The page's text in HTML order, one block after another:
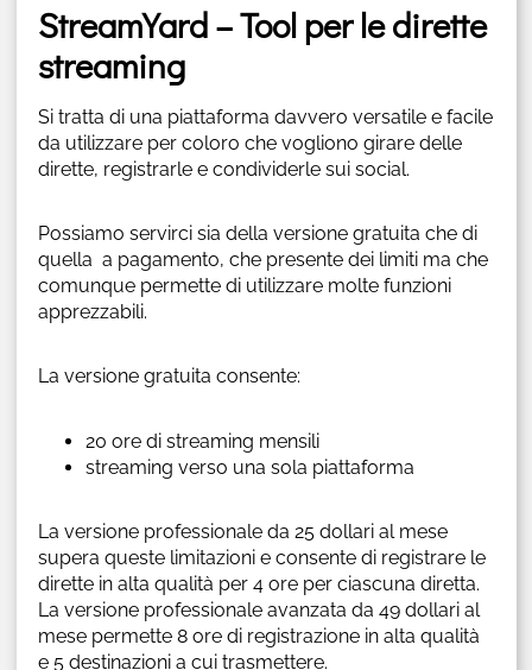
StreamYard – Tool per le dirette
streaming
Si tratta di una piattaforma davvero versatile e facile
da utilizzare per coloro che vogliono girare delle
dirette, registrarle e condividerle sui social.
Possiamo servirci sia della versione gratuita che di
quella a pagamento, che presente dei limiti ma che
comunque permette di utilizzare molte funzioni
apprezzabili.
La versione gratuita consente:
20 ore di streaming mensili
streaming verso una sola piattaforma
La versione professionale da 25 dollari al mese
supera queste limitazioni e consente di registrare le
dirette in alta qualità per 4 ore per ciascuna diretta.
La versione professionale avanzata da 49 dollari al
mese permette 8 ore di registrazione in alta qualità
e 5 destinazioni a cui trasmettere.